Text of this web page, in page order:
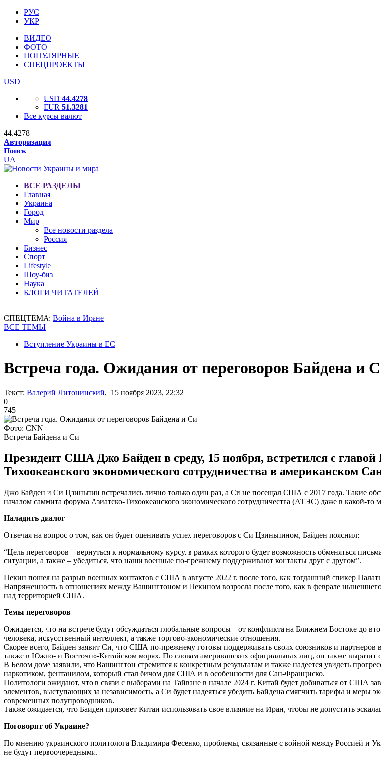
РУС
УКР
ВИДЕО
ФОТО
ПОПУЛЯРНЫЕ
СПЕЦПРОЕКТЫ
USD
USD 44.4278
EUR 51.3281
Все курсы валют
44.4278
Авторизация
Поиск
UA
ВСЕ РАЗДЕЛЫ
Главная
Украина
Город
Мир
Все новости раздела
Россия
Бизнес
Спорт
Lifestyle
Шоу-биз
Наука
БЛОГИ ЧИТАТЕЛЕЙ
СПЕЦТЕМА: Война в Иране
ВСЕ ТЕМЫ
Вступление Украины в ЕС
Встреча года. Ожидания от переговоров Байдена и
Текст: Валерий Литонинский, 15 ноября 2023, 22:32
0
745
Фото: CNN
Встреча Байдена и Си
Президент США Джо Байден в среду, 15 ноября, встретился с
Тихоокеанского экономического сотрудничества в американском
Джо Байден и Си Цзиньпин встречались лично только один раз, а Си не посещал США с 2017 года. Такие
началом саммита форума Азиатско-Тихоокеанского экономического сотрудничества (АТЭС) даже в какой-то
Наладить диалог
Отвечая на вопрос о том, как он будет оценивать успех переговоров с Си Цзиньпином, Байден пояснил:
“Цель переговоров – вернуться к нормальному курсу, в рамках которого будет возможность обменяться
ситуации, а также – убедиться, что наши военные по-прежнему поддерживают контакты друг с другом”.
Пекин пошел на разрыв военных контактов с США в августе 2022 г. после того, как тогдашний спикер
Напряженность в отношениях между Вашингтоном и Пекином возросла после того, как в феврале
над территорией США.
Темы переговоров
Ожидается, что на встрече будут обсуждаться глобальные вопросы – от конфликта на Ближнем Востоке до
человека, искусственный интеллект, а также торгово-экономические отношения.
Cкорее всего, Байден заявит Си, что США по-прежнему готовы поддерживать своих союзников и партнеров
также в Южно- и Восточно-Китайском морях. По словам американских официальных лиц, он также выразит
В Белом доме заявили, что Вашингтон стремится к конкретным результатам и также надеется увидеть
наркотиком, фентанилом, который стал бичом для США и в особенности для Сан-Франциско.
Политологи ожидают, что в связи с выборами на Тайване в начале 2024 г. Китай будет добиваться от США
элементов, выступающих за независимость, а Си будет надеяться убедить Байдена смягчить тарифы и меры
современных полупроводников.
Также ожидается, что Байден призовет Китай использовать свое влияние на Иран, чтобы не допустить
Поговорят об Украине?
По мнению украинского политолога Владимира Фесенко, проблемы, связанные с войной между Россией и
не будут первоочередными.